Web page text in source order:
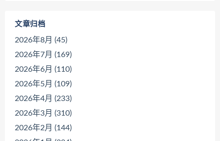
文章归档
2026年8月 (45)
2026年7月 (169)
2026年6月 (110)
2026年5月 (109)
2026年4月 (233)
2026年3月 (310)
2026年2月 (144)